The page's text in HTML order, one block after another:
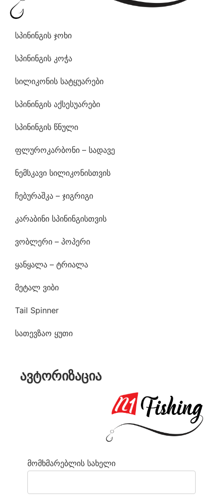
სპინინგის ჯოხი
სპინინგის კოჭა
სილიკონის სატყუარები
სპინინგის აქსესუარები
სპინინგის წნული
ფლუროკარბონი – სადავე
ნემსკავი სილიკონისთვის
ჩებურაშკა – ჯიგრიგი
კარაბინი სპინინგისთვის
ვობლერი – პოპერი
ყანყალა – ტრიალა
მეტალ ვიბი
Tail Spinner
სათევზაო ყუთი
ავტორიზაცია
მომხმარებლის სახელი